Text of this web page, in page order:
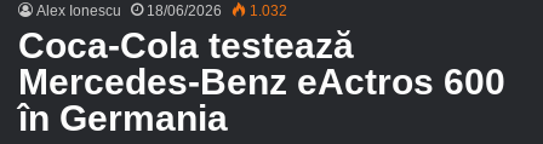
Alex Ionescu 18/06/2026 1.032
Coca-Cola testează
Mercedes-Benz eActros 600
în Germania